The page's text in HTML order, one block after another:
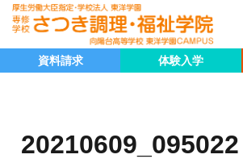
資料請求 体験入学
20210609_095022